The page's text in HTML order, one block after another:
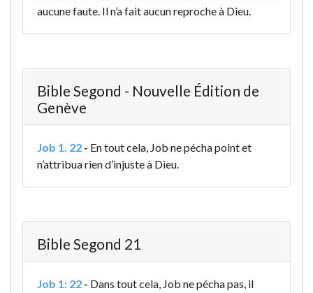
aucune faute. Il n’a fait aucun reproche à Dieu.
Bible Segond - Nouvelle Édition de
Genève
Job 1. 22 - En tout cela, Job ne pécha point et
n’attribua rien d’injuste à Dieu.
Bible Segond 21
Job 1: 22 - Dans tout cela, Job ne pécha pas, il